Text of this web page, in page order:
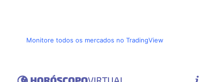
Monitore todos os mercados no TradingView